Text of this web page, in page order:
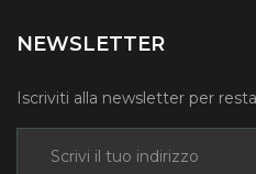
NEWSLETTER
Iscriviti alla newsletter per